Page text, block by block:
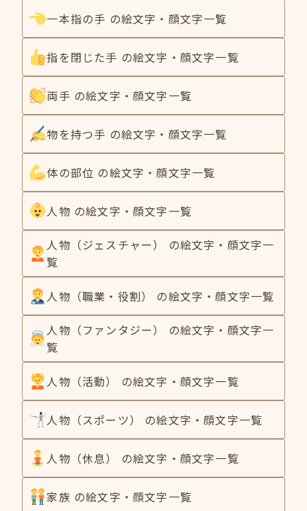
一本指の手 の絵文字・顔文字一覧
指を閉じた手 の絵文字・顔文字一覧
両手 の絵文字・顔文字一覧
物を持つ手 の絵文字・顔文字一覧
体の部位 の絵文字・顔文字一覧
人物 の絵文字・顔文字一覧
人物（ジェスチャー） の絵文字・顔文字一
覧
人物（職業・役割） の絵文字・顔文字一覧
人物（ファンタジー） の絵文字・顔文字一
覧
人物（活動） の絵文字・顔文字一覧
人物（スポーツ） の絵文字・顔文字一覧
人物（休息） の絵文字・顔文字一覧
家族 の絵文字・顔文字一覧